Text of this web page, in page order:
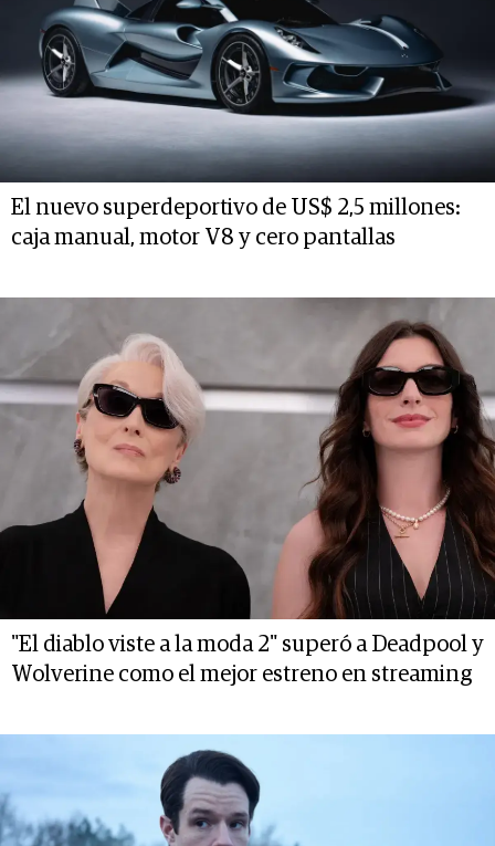
El nuevo superdeportivo de US$ 2,5 millones:
caja manual, motor V8 y cero pantallas
"El diablo viste a la moda 2" superó a Deadpool y
Wolverine como el mejor estreno en streaming